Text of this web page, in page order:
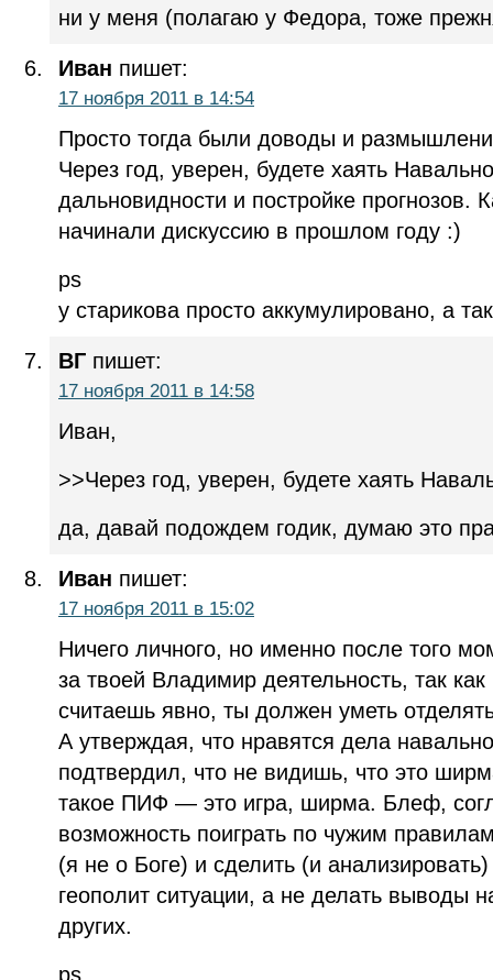
ни у меня (полагаю у Федора, тоже
Иван пишет:
17 ноября 2011 в 14:54
Просто тогда были доводы и
Через год, уверен, будете хаять
дальновидности и постройке прогнозов.
начинали дискуссию в прошлом году :)
ps
у старикова просто аккумулировано, а
ВГ пишет:
17 ноября 2011 в 14:58
Иван,
>>Через год, уверен, будете хаять
да, давай подождем годик, думаю это
Иван пишет:
17 ноября 2011 в 15:02
Ничего личного, но именно после того
за твоей Владимир деятельность, так
считаешь явно, ты должен уметь
А утверждая, что нравятся дела
подтвердил, что не видишь, что это
такое ПИФ — это игра, ширма. Блеф,
возможность поиграть по чужим
(я не о Боге) и сделить (и
геополит ситуации, а не делать выводы
других.
ps